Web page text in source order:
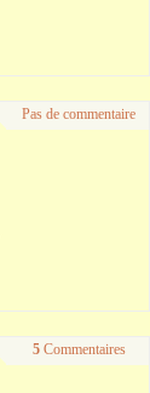
Pas de commentaire
5 Commentaires